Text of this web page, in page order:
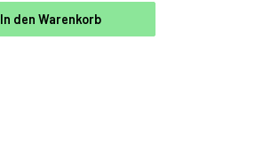
In den Warenkorb